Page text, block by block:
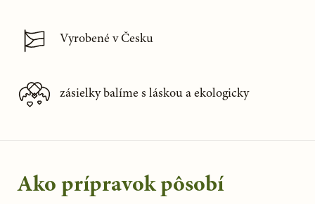
Vyrobené v Česku
zásielky balíme s láskou a ekologicky
Ako prípravok pôsobí